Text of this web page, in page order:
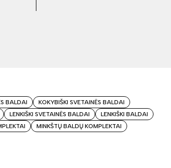
BALDAI
KOKYBIŠKI SVETAINĖS BALDAI
LENKIŠKI SVETAINĖS BALDAI
LENKIŠKI BALDAI
MINKŠTŲ BALDŲ KOMPLEKTAI